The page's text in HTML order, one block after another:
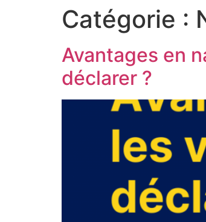
Catégorie :
Avantages en
déclarer ?